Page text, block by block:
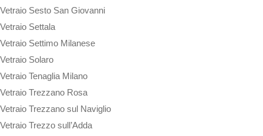
Vetraio Sesto San Giovanni
Vetraio Settala
Vetraio Settimo Milanese
Vetraio Solaro
Vetraio Tenaglia Milano
Vetraio Trezzano Rosa
Vetraio Trezzano sul Naviglio
Vetraio Trezzo sull’Adda